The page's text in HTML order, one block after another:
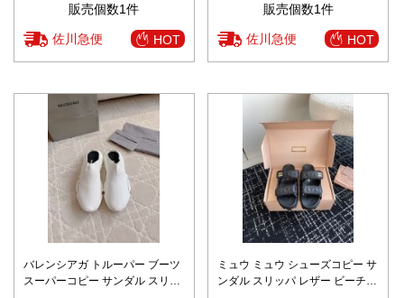
販売個数1件
佐川急便 HOT
販売個数1件
佐川急便 HOT
バレンシアガ トルーパー ブーツ
スーパーコピー サンダル スリッ
ミュウ ミュウ シューズコピー サ
ンダル スリッパ レザー ビーチ